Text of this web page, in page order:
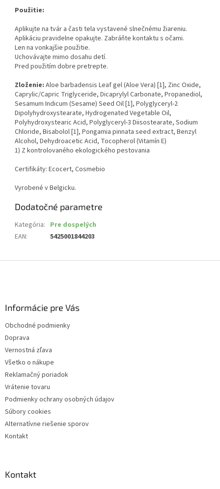
Použitie:
Aplikujte na tvár a časti tela vystavené slnečnému žiareniu.
Aplikáciu pravidelne opakujte. Zabráňte kontaktu s očami.
Len na vonkajšie použitie.
Uchovávajte mimo dosahu detí.
Pred použitím dobre pretrepte.
Zloženie: Aloe barbadensis Leaf gel (Aloe Vera) [1], Zinc Oxide,
Caprylic/Capric Triglyceride, Dicaprylyl Carbonate, Propanediol,
Sesamum Indicum (Sesame) Seed Oil [1], Polyglyceryl-2
Dipolyhydroxystearate, Hydrogenated Vegetable Oil,
Polyhydroxystearic Acid, Polyglyceryl-3 Diisostearate, Sodium
Chloride, Bisabolol [1], Pongamia pinnata seed extract, Benzyl
Alcohol, Dehydroacetic Acid, Tocopherol (Vitamín E)
1) Z kontrolovaného ekologického pestovania
Certifikáty: Ecocert, Cosmebio
Vyrobené v Belgicku.
Dodatočné parametre
Kategória: Pre dospelých
EAN: 5425001844203
Informácie pre Vás
Obchodné podmienky
Doprava
Vernostná zľava
Všetko o nákupe
Reklamačný poriadok
Vrátenie tovaru
Podmienky ochrany osobných údajov
Súbory cookies
Alternatívne riešenie sporov
Kontakt
Kontakt